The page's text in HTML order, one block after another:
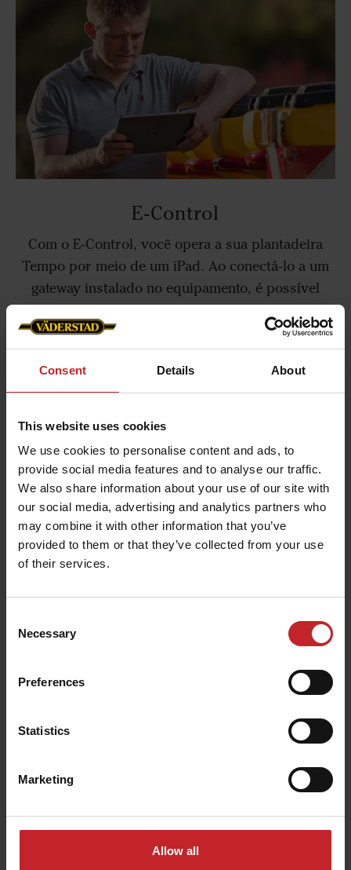
Consent Details About
This website uses cookies
We use cookies to personalise content and ads, to
provide social media features and to analyse our traffic.
We also share information about your use of our site with
our social media, advertising and analytics partners who
may combine it with other information that you’ve
provided to them or that they’ve collected from your use
of their services.
Selection
Necessary
Preferences
Statistics
Marketing
Allow all
E-Control
Com o E‑Control, você opera a sua plantadeira
Tempo por meio de um iPad. Ao conectá‑lo a um
gateway instalado no equipamento, é possível
controlar todas as funções diretamente da cabine
Saiba mais
E‑Services com preparo de solo
E-Services é um aplicativo nativo para iPad que
possibilita aplicar mapa de prescrição para